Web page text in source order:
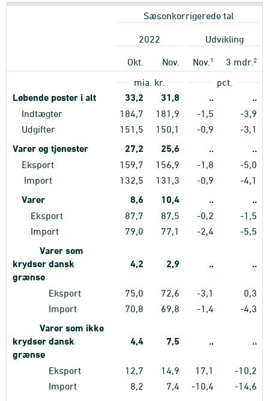
Sæsonkorrigerede tal
2022 Udvikling
Okt. Nov. Nov. 1 3 mdr. 2
mia. kr. pct.
Løbende poster i alt 33,2 31,8 .. ..
Indtægter 184,7 181,9 -1,5
-3,9
Udgifter
151,5 150,1 -0,9 -3,1
Varer og tjenester 27,2 25,6 .. ..
Eksport 159,7 156,9 -1,8
-5,0
Import
132,5 131,3 -0,9 -4,1
Varer 8,6 10,4 .. ..
Eksport 87,7 87,5 -0,2
-1,5
Import
79,0 77,1 -2,4 -5,5
Varer som
krydser dansk
grænse
4,2 2,9 .. ..
Eksport 75,0 72,6 -3,1
0,3
Import
70,8 69,8 -1,4 -4,3
Varer som ikke
krydser dansk
grænse
4,4 7,5 .. ..
Eksport 12,7 14,9 17,1
-10,2
Import
8,2 7,4 -10,4 -14,6